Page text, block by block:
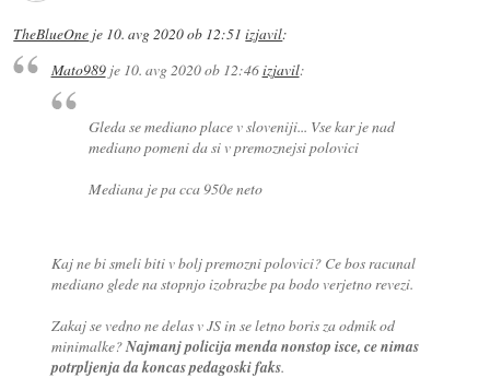
TheBlueOne je 10. avg 2020 ob 12:51 izjavil:
Mato989je 10. avg 2020 ob 12:46izjavil:
Gleda se mediano place v sloveniji... Vse kar je nad
mediano pomeni da si v premoznejsi polovici
Mediana je pa cca 950e neto
Kaj ne bi smeli biti v bolj premozni polovici? Ce bos racunal
mediano glede na stopnjo izobrazbe pa bodo verjetno revezi.
Zakaj se vedno ne delas v JS in se letno boris za odmik od
minimalke?Najmanj policija menda nonstop isce, ce nimas
potrpljenja da koncas pedagoski faks.